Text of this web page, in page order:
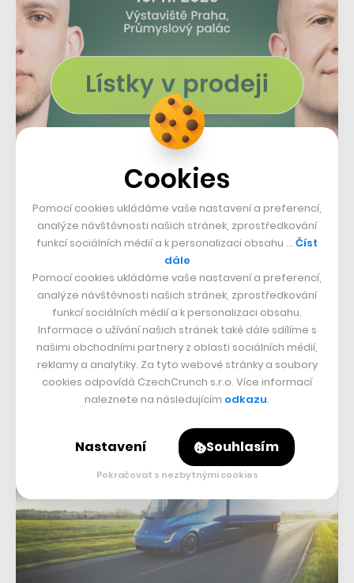
Názory na elektrokamiony Semi se poměrně dost liší.
prostředí, někteří naopak obdivují jejich design a
očekávají zlepšení kamionové dopravy jako takové.
Nicméně není pochyb, že o tyto kamiony s cenovkou
150 tisíc dolarů za standardní variantu s
480kilometrovým dojezdem (respektive 180 tisíc dolarů
za verzi s 800kilometrovým dojezdem), které jsou navíc
vybaveny asistenčními systémy a dalšími zajímavými
prvky, je zájem.
Cookies
Pomocí cookies ukládáme vaše nastavení a preferencí,
analýze návštěvnosti našich stránek, zprostředkování
funkcí sociálních médií a k personalizaci obsahu … Číst
dále
Pomocí cookies ukládáme vaše nastavení a preferencí,
analýze návštěvnosti našich stránek, zprostředkování
funkcí sociálních médií a k personalizaci obsahu.
Informace o užívání našich stránek také dále sdílíme s
našimi obchodními partnery z oblasti sociálních médií,
reklamy a analytiky. Za tyto webové stránky a soubory
cookies odpovídá CzechCrunch s.r.o. Více informací
naleznete na následujícím odkazu.
Nastavení Souhlasím
Pokračovat s nezbytnými cookies